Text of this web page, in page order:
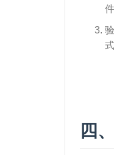
四